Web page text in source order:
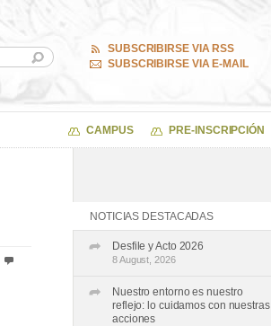
SUBSCRIBIRSE VIA RSS
SUBSCRIBIRSE VIA E-MAIL
CAMPUS PRE-INSCRIPCIÓN
NOTICIAS DESTACADAS
Desfile y Acto 2026
8 August, 2026
Nuestro entorno es nuestro
reflejo: lo cuidamos con nuestras
acciones